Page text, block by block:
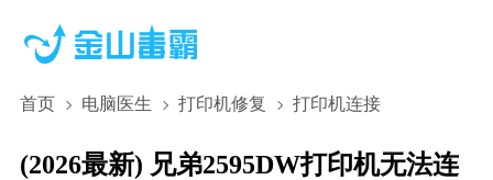
首页 电脑医生 打印机修复 打印机连接
(2026最新) 兄弟2595DW打印机无法连